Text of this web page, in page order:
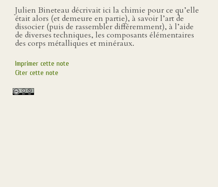
Julien Bineteau décrivait ici la chimie pour ce qu’elle
était alors (et demeure en partie), à savoir l’art de
dissocier (puis de rassembler différemment), à l’aide
de diverses techniques, les composants élémentaires
des corps métalliques et minéraux.
Imprimer cette note
Citer cette note